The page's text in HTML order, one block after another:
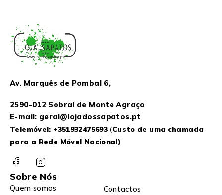
Av. Marquês de Pombal 6,
2590-012 Sobral de Monte Agraço
E-mail: geral@lojadossapatos.pt
Telemóvel: +351932475693 (Custo de uma chamada
para a Rede Móvel Nacional)
Sobre Nós
Quem somos Contactos